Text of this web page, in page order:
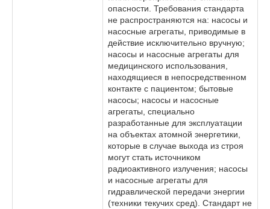
опасности. Требования стандарта
не распространяются нa: насосы и
насосные агрегаты, приводимые в
действие исключительно вручную;
насосы и насосные агрегаты для
медицинского использования,
находящиеся в непосредственном
контакте с пациентом; бытовые
насосы; насосы и насосные
агрегаты, специально
разработанные для эксплуатации
на объектах атомной энергетики,
которые в случае выхода из строя
могут стать источником
радиоактивного излучения; насосы
и насосные агрегаты для
гидравлической передачи энергии
(техники текучих сред). Стандарт не